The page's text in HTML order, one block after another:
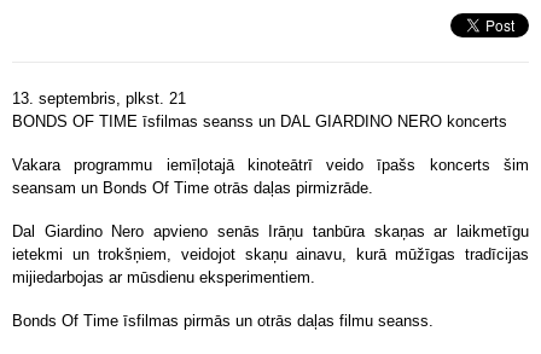
13. septembris, plkst. 21
BONDS OF TIME īsfilmas seanss un DAL GIARDINO NERO koncerts
Vakara programmu iemīļotajā kinoteātrī veido īpašs koncerts šim
seansam un Bonds Of Time otrās daļas pirmizrāde.
Dal Giardino Nero apvieno senās Irāņu tanbūra skaņas ar laikmetīgu
ietekmi un trokšņiem, veidojot skaņu ainavu, kurā mūžīgas tradīcijas
mijiedarbojas ar mūsdienu eksperimentiem.
Bonds Of Time īsfilmas pirmās un otrās daļas filmu seanss.